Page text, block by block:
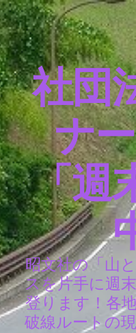
社団
ナ
「週
昭文社の「山
スを片手に週
登ります！各
破線ルートの